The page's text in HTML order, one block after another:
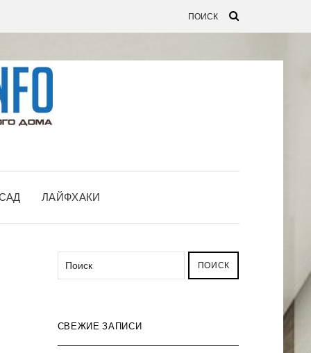
ЛАЙФХАКИ
ПОИСК
СВЕЖИЕ ЗАПИСИ